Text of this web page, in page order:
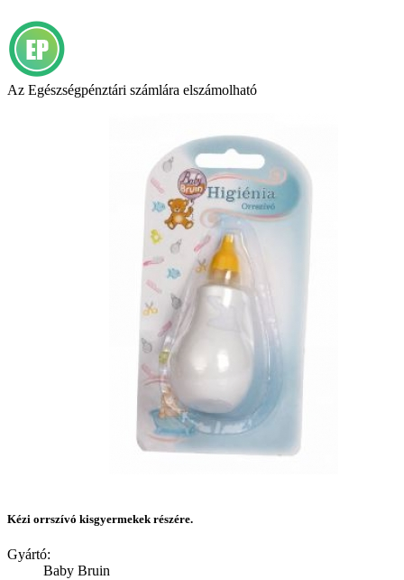
Az Egészségpénztári számlára elszámolható
Kézi orrszívó kisgyermekek részére.
Gyártó:
Baby Bruin